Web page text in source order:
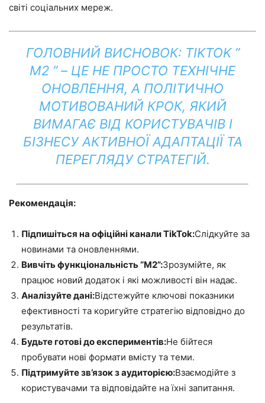
світі соціальних мереж.
ГОЛОВНИЙ ВИСНОВОК: TIKTOK ”
M2 ” – ЦЕ НЕ ПРОСТО ТЕХНІЧНЕ
ОНОВЛЕННЯ, А ПОЛІТИЧНО
МОТИВОВАНИЙ КРОК, ЯКИЙ
ВИМАГАЄ ВІД КОРИСТУВАЧІВ І
БІЗНЕСУ АКТИВНОЇ АДАПТАЦІЇ ТА
ПЕРЕГЛЯДУ СТРАТЕГІЙ.
Рекомендація:
Підпишіться на офіційні канали TikTok:Слідкуйте за
новинами та оновленнями.
Вивчіть функціональність “M2”:Зрозумійте, як
працює новий додаток і які можливості він надає.
Аналізуйте дані:Відстежуйте ключові показники
ефективності та коригуйте стратегію відповідно до
результатів.
Будьте готові до експериментів:Не бійтеся
пробувати нові формати вмісту та теми.
Підтримуйте зв’язок з аудиторією:Взаємодійте з
користувачами та відповідайте на їхні запитання.